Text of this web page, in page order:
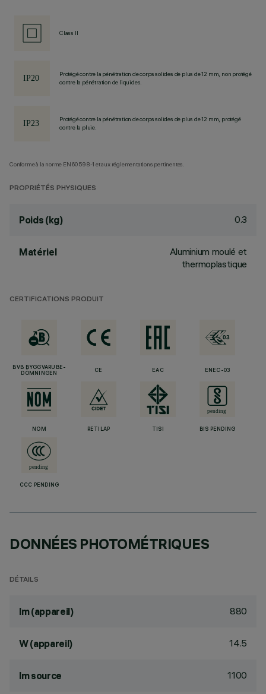
Class II
Protégé contre la pénétration de corps solides de plus de 12 mm, non protégé
contre la pénétration de liquides.
Protégé contre la pénétration de corps solides de plus de 12 mm, protégé
contre la pluie.
Conforme à la norme EN60598-1 et aux réglementations pertinentes.
PROPRIÉTÉS PHYSIQUES
Poids (kg) 0.3
Matériel
Aluminium moulé et
thermoplastique
CERTIFICATIONS PRODUIT
BVB BYGGVARUBE-
DÖMNINGEN
CE EAC ENEC-03
NOM RETILAP TISI BIS PENDING
CCC PENDING
DONNÉES PHOTOMÉTRIQUES
DÉTAILS
lm (appareil) 880
W (appareil) 14.5
lm source 1100